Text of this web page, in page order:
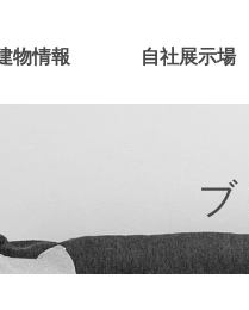
物情報 自社展示場